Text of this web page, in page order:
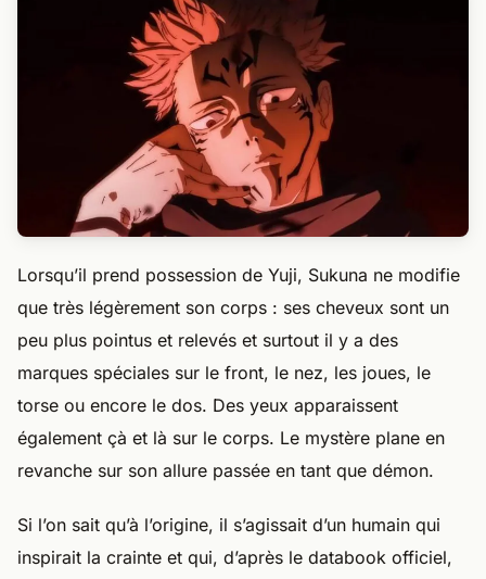
Lorsqu’il prend possession de Yuji, Sukuna ne modifie
que très légèrement son corps : ses cheveux sont un
peu plus pointus et relevés et surtout il y a des
marques spéciales sur le front, le nez, les joues, le
torse ou encore le dos. Des yeux apparaissent
également çà et là sur le corps. Le mystère plane en
revanche sur son allure passée en tant que démon.
Si l’on sait qu’à l’origine, il s’agissait d’un humain qui
inspirait la crainte et qui, d’après le databook officiel,